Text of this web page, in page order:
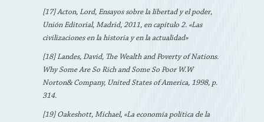
[17] Acton, Lord, Ensayos sobre la libertad y el poder,
Unión Editorial, Madrid, 2011, en capítulo 2. «Las
civilizaciones en la historia y en la actualidad»
[18] Landes, David, The Wealth and Poverty of Nations.
Why Some Are So Rich and Some So Poor W.W
Norton& Company, United States of America, 1998, p.
314.
[19] Oakeshott, Michael, «La economía política de la